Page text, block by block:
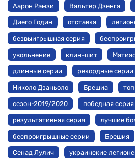
Аарон Рэмзи Вальтер Дзенга
Диего Годин отставка
безвыигрышная серия
увольнение клин-шит
длинные серии рекордные серии
Николо Дзаньоло Брешиа
сезон-2019/2020 победная серия
результативная серия лучшие
беспроигрышные серии Брешия
Сенад Лулич украинские